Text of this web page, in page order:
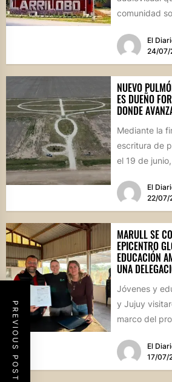
PREVIOUS POST
comunidad
Consejo...
El
24/07/
NUEVO
ES DUEÑO
DONDE
Mediante la
escritura de
el 19 de
El
22/07/
MARULL SE
EPICENTRO
EDUCACIÓN
UNA
Jóvenes y
y Jujuy
marco del
El
17/07/